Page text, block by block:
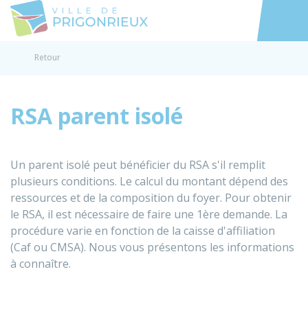
Accéder
Retour
RSA parent isolé
Un parent isolé peut bénéficier du RSAs'il remplit
plusieurs conditions. Le calcul du montant dépend des
ressources et de la composition du foyer. Pour obtenir
le RSA, il est nécessaire de faire une 1ère demande. La
procédure varie en fonction de la caisse d'affiliation
(Caf ou CMSA). Nous vous présentons les informations
à connaître.